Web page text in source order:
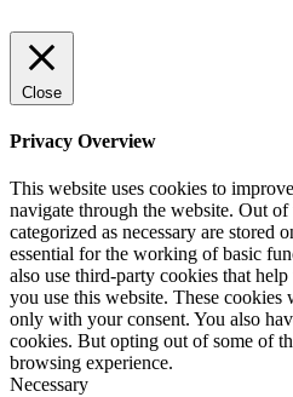
Close
Privacy Overview
This website uses cookies to
navigate through the website. Out of
categorized as necessary are stored
essential for the working of basic
also use third-party cookies that
you use this website. These
only with your consent. You also
cookies. But opting out of some of
browsing experience.
Necessary